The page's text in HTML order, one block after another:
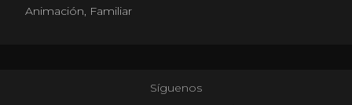
Animación, Familiar
Síguenos